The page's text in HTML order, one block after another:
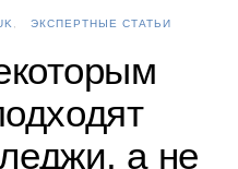
ЭКСПЕРТНЫЕ СТАТЬИ
а не